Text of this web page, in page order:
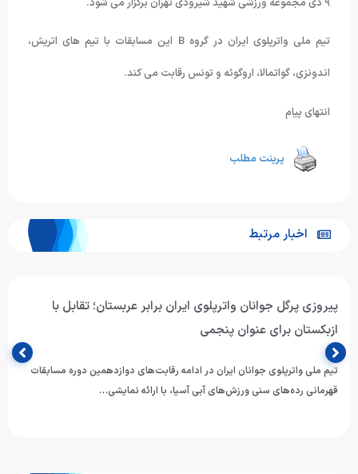
تیم ملی واترپلوی ایران در گروه B این مسابقات با تیم های اتریش،
اندونزی، گواتمالا، اروگوئه و تونس رقابت می کند.
انتهای پیام
پرینت مطلب
اخبار مرتبط
پیروزی پرگل جوانان واترپلوی ایران برابر عربستان؛ تقابل با
ازبکستان برای عنوان پنجمی
تیم ملی واترپلوی جوانان ایران در ادامه رقابت‌های دوازدهمین دوره مسابقات
قهرمانی رده‌های سنی ورزش‌های آبی آسیا، با ارائه نمایشی…